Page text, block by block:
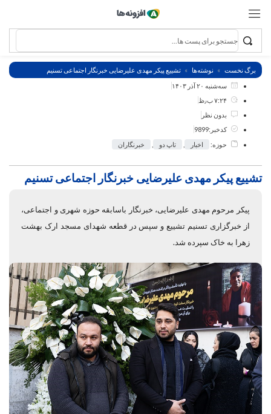
برگ نخست نوشته‌ها
تشییع پیکر مهدی علیرضایی خبرنگار اجتماعی تسنیم
سه‌شنبه ۲۰ آذر ۱۴۰۳
۷:۲۴ ب٫ظ
بدون نظر
کدخبر:9899
حوزه:
اخبار تاپ دو خبرنگاران
تشییع پیکر مهدی علیرضایی خبرنگار اجتماعی تسنیم
پیکر مرحوم مهدی علیرضایی، خبرنگار باسابقه حوزه شهری و اجتماعی،
از خبرگزاری تسنیم تشییع و سپس در قطعه شهدای مسجد ارک بهشت
زهرا به خاک سپرده شد.